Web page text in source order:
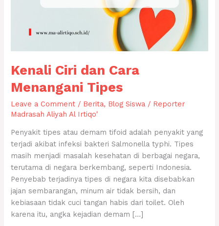
Kenali Ciri dan Cara
Menangani Tipes
Leave a Comment / Berita, Blog Siswa / Reporter
Madrasah Aliyah Al Irtiqo'
Penyakit tipes atau demam tifoid adalah penyakit yang
terjadi akibat infeksi bakteri Salmonella typhi. Tipes
masih menjadi masalah kesehatan di berbagai negara,
terutama di negara berkembang, seperti Indonesia.
Penyebab terjadinya tipes di negara kita disebabkan
jajan sembarangan, minum air tidak bersih, dan
kebiasaan tidak cuci tangan habis dari toilet. Oleh
karena itu, angka kejadian demam […]